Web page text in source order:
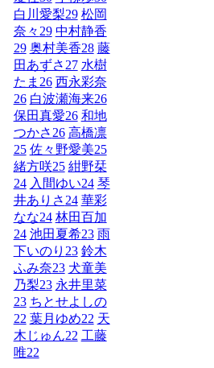
白川愛梨29 松岡
奈々 29 中村静香
29 奥村美香28 藤
田あずさ 27 水樹
たま 26 西永彩奈
26 白波瀬海来26
保田真愛26 和地
つかさ 26 高橋凛
25 佐々野愛美25
緒方咲25 紺野栞
24 入間ゆい24 琴
井ありさ 24 華彩
なな24 林田百加
24 池田夏希23 雨
下いのり 23 鈴木
ふみ奈23 犬童美
乃梨23 永井里菜
23 ちとせよしの
22 葉月ゆめ22 天
木じゅん22 工藤
唯22